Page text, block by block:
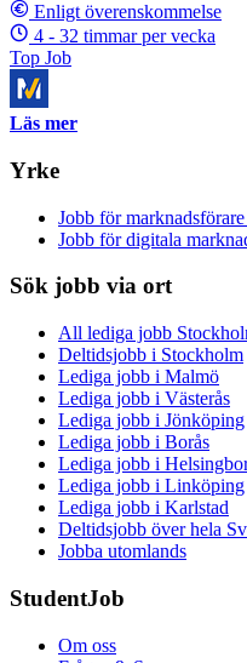
Enligt överenskommelse
4 - 32 timmar per vecka
Top Job
Läs mer
Yrke
Jobb för marknadsförare
Jobb för digitala
Sök jobb via ort
All lediga jobb
Deltidsjobb i Stockholm
Lediga jobb i Malmö
Lediga jobb i Västerås
Lediga jobb i Jönköping
Lediga jobb i Borås
Lediga jobb i
Lediga jobb i Linköping
Lediga jobb i Karlstad
Deltidsjobb över hela
Jobba utomlands
StudentJob
Om oss